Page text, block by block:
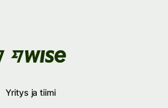
Yritys ja tiimi